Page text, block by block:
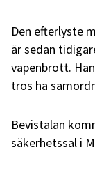
Den efterlyste
är sedan
vapenbrott.
tros ha
Bevistalan
säkerhetssal i